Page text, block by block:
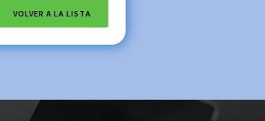
VOLVER A LA LISTA